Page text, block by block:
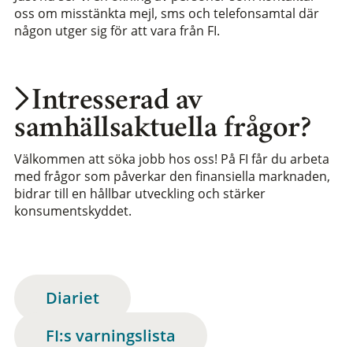
Intresserad av
samhällsaktuella frågor?
Välkommen att söka jobb hos oss! På FI får du arbeta
med frågor som påverkar den finansiella marknaden,
bidrar till en hållbar utveckling och stärker
konsumentskyddet.
oss om misstänkta mejl, sms och telefonsamtal där
någon utger sig för att vara från FI.
Diariet
FI:s varningslista